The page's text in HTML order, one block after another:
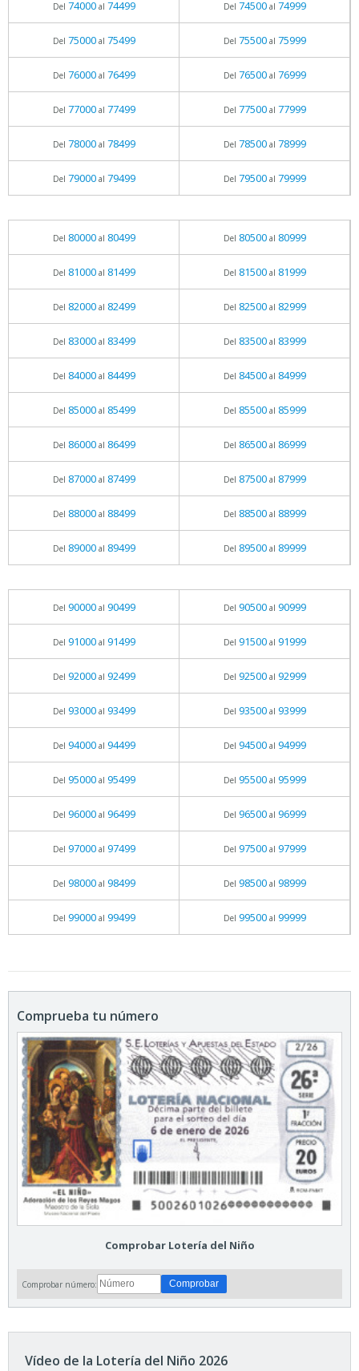
Del 74000al 74499 Del 74500al 74999
Del 75000al 75499 Del 75500al 75999
Del 76000al 76499 Del 76500al 76999
Del 77000al 77499 Del 77500al 77999
Del 78000al 78499 Del 78500al 78999
Del 79000al 79499 Del 79500al 79999
Del 80000al 80499 Del 80500al 80999
Del 81000al 81499 Del 81500al 81999
Del 82000al 82499 Del 82500al 82999
Del 83000al 83499 Del 83500al 83999
Del 84000al 84499 Del 84500al 84999
Del 85000al 85499 Del 85500al 85999
Del 86000al 86499 Del 86500al 86999
Del 87000al 87499 Del 87500al 87999
Del 88000al 88499 Del 88500al 88999
Del 89000al 89499 Del 89500al 89999
Del 90000al 90499 Del 90500al 90999
Del 91000al 91499 Del 91500al 91999
Del 92000al 92499 Del 92500al 92999
Del 93000al 93499 Del 93500al 93999
Del 94000al 94499 Del 94500al 94999
Del 95000al 95499 Del 95500al 95999
Del 96000al 96499 Del 96500al 96999
Del 97000al 97499 Del 97500al 97999
Del 98000al 98499 Del 98500al 98999
Del 99000al 99499 Del 99500al 99999
Comprueba tu número
Comprobar Lotería del Niño
Comprobar número:
Vídeo de la Lotería del Niño 2026